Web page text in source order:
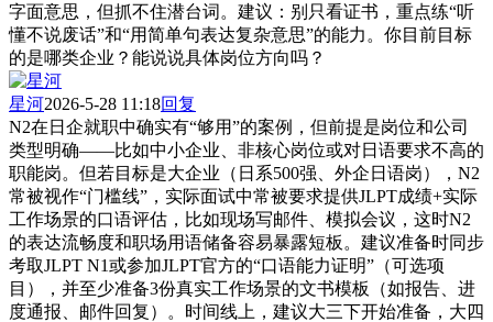
字面意思，但抓不住潜台词。建议：别只看证书，重点练“听
懂不说废话”和“用简单句表达复杂意思”的能力。你目前目标
的是哪类企业？能说说具体岗位方向吗？
星河2026-5-28 11:18回复
N2在日企就职中确实有“够用”的案例，但前提是岗位和公司
类型明确——比如中小企业、非核心岗位或对日语要求不高的
职能岗。但若目标是大企业（日系500强、外企日语岗），N2
常被视作“门槛线”，实际面试中常被要求提供JLPT成绩+实际
工作场景的口语评估，比如现场写邮件、模拟会议，这时N2
的表达流畅度和职场用语储备容易暴露短板。建议准备时同步
考取JLPT N1或参加JLPT官方的“口语能力证明”（可选项
目），并至少准备3份真实工作场景的文书模板（如报告、进
度通报、邮件回复）。时间线上，建议大三下开始准备，大四